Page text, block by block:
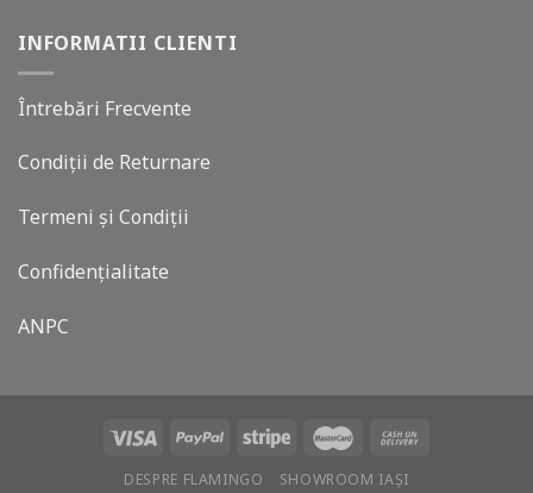
INFORMATII CLIENTI
Întrebări Frecvente
Condiții de Returnare
Termeni și Condiții
Confidențialitate
ANPC
DESPRE FLAMINGO SHOWROOM IAȘI